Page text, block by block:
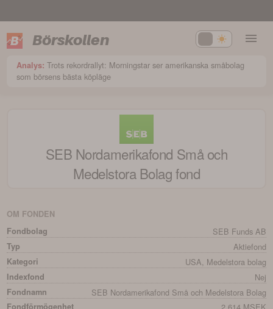
Börskollen
Analys: Trots rekordrallyt: Morningstar ser amerikanska småbolag
som börsens bästa köpläge
SEB Nordamerikafond Små och
Medelstora Bolagfond
OM FONDEN
Fondbolag
SEB Funds AB
Typ Aktiefond
Kategori USA, Medelstora bolag
Indexfond Nej
Fondnamn SEB Nordamerikafond Små och Medelstora Bolag
Fondförmögenhet